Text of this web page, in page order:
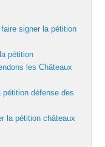
signer la pétition
pétition
les Châteaux
pétition défense des
la pétition châteaux